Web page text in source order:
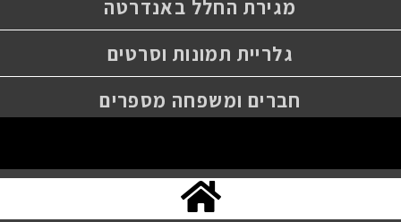
מגירת החלל באנדרטה
גלריית תמונות וסרטים
חברים ומשפחה מספרים